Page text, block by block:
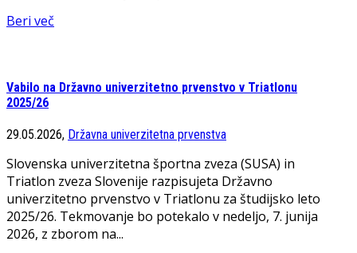
Beri več
Vabilo na Državno univerzitetno prvenstvo v Triatlonu
2025/26
29.05.2026, Državna univerzitetna prvenstva
Slovenska univerzitetna športna zveza (SUSA) in
Triatlon zveza Slovenije razpisujeta Državno
univerzitetno prvenstvo v Triatlonu za študijsko leto
2025/26. Tekmovanje bo potekalo v nedeljo, 7. junija
2026, z zborom na...